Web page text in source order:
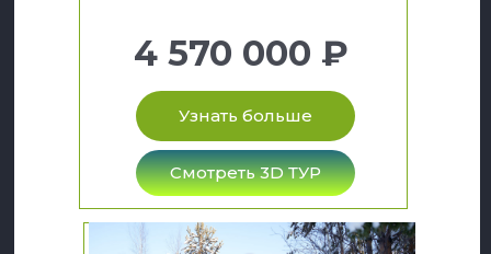
4 570 000 ₽
Узнать больше
Смотреть 3D ТУР